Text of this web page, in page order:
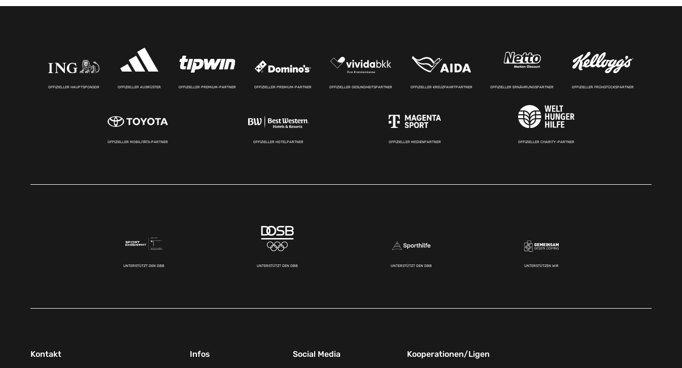
OFFIZIELLER HAUPTSPONSOR OFFIZIELLER AUSRÜSTER OFFIZIELLER PREMIUM-PARTNER OFFIZIELLER PREMIUM-PARTNER OFFIZIELLER GESUNDHEITSPARTNER OFFIZIELLER KREUZFAHRTPARTNER OFFIZIELLER ERNÄHRUNGSPARTNER OFFIZIELLER FRÜHSTÜCKSPARTNER
OFFIZIELLER MOBILITÄTS-PARTNER OFFIZIELLER HOTELPARTNER OFFIZIELLER MEDIENPARTNER OFFIZIELLER CHARITY-PARTNER
UNTERSTÜTZT DEN DBB UNTERSTÜTZT DEN DBB UNTERSTÜTZT DEN DBB UNTERSTÜTZEN WIR
Kontakt Infos Social Media Kooperationen/Ligen